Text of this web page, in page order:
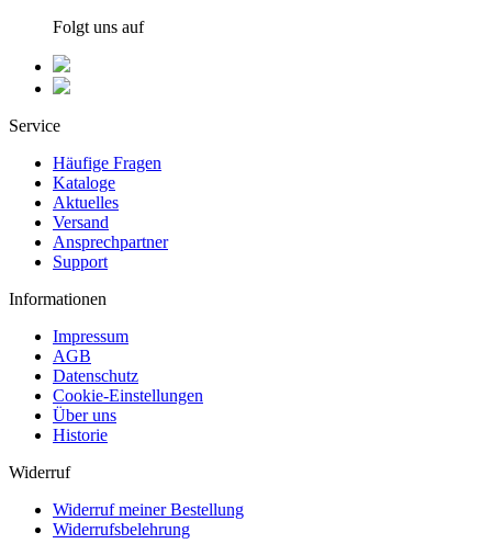
Folgt uns auf
Service
Häufige Fragen
Kataloge
Aktuelles
Versand
Ansprechpartner
Support
Informationen
Impressum
AGB
Datenschutz
Cookie-Einstellungen
Über uns
Historie
Widerruf
Widerruf meiner Bestellung
Widerrufsbelehrung